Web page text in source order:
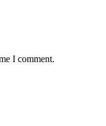
I comment.